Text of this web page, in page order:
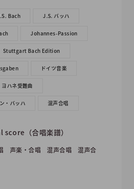
Bach J.S. バッハ
Johannes-Passion
Stuttgart Bach Edition
ドイツ音楽
ヨハネ受難曲
・バッハ 混声合唱
score（合唱楽譜）
声楽・合唱 混声合唱
混声合